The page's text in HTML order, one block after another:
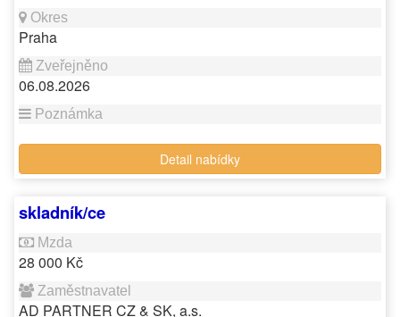
Praha
06.08.2026
Detail nabídky
skladník/ce
28 000 Kč
AD PARTNER CZ & SK, a.s.